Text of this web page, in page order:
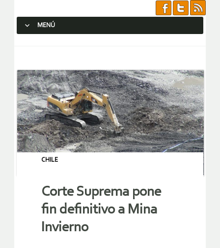
MENÚ
CHILE
Corte Suprema pone
fin definitivo a Mina
Invierno